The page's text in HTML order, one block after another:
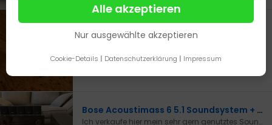
Alle akzeptieren
Nur ausgewählte akzeptieren
Cookie-Details | Datenschutzerklärung | Impressum
24,00 €
10551 Tiergarten
Bose Acoustimass 6 5.1 Soundsystem + Pioneer Verstärker
Ich verkaufe hier mein sehr gern genutztes Soundsystem was mir sowohl bei Musik als auch Filmen beste Unterhaltung geboten hat.Es ist in einem technisch einwandfreiem Zustand. Optisch hat es ein paar kleine Schrammen, die aber kaum auffallen.Alle nötigen Kabel sind im Original dabei.Der Receiver ist ein Pioneer AV Receiver Model VSX-422-K. Auch dieser funktioniert einwandfrei.Bitte nur per Abholung!